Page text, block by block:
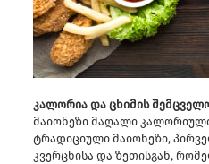
კალორია და ცხიმის
მაიონეზი მაღალი
ტრადიციული მაიონეზი,
კვერცხისა და ზეთისგან,